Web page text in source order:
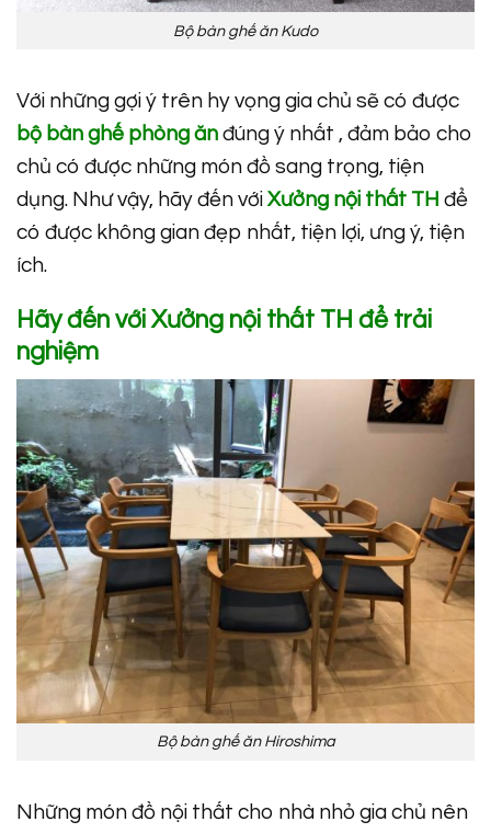
Bộ bàn ghế ăn Kudo
Với những gợi ý trên hy vọng gia chủ sẽ có được
bộ bàn ghế phòng ăn đúng ý nhất , đảm bảo cho
chủ có được những món đồ sang trọng, tiện
dụng. Như vậy, hãy đến vớiXưởng nội thất TH để
có được không gian đẹp nhất, tiện lợi, ưng ý, tiện
ích.
Hãy đến với Xưởng nội thất TH để trải
nghiệm
Bộ bàn ghế ăn Hiroshima
Những món đồ nội thất cho nhà nhỏ gia chủ nên